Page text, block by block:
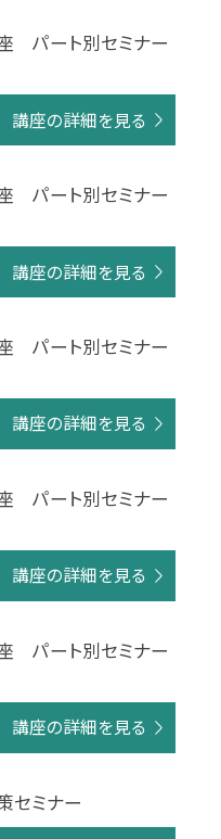
パート別セミナー
講座の詳細を見る
パート別セミナー
講座の詳細を見る
パート別セミナー
講座の詳細を見る
パート別セミナー
講座の詳細を見る
パート別セミナー
講座の詳細を見る
ミナー